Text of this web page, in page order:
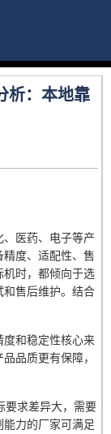
析：本地靠
医药、电子等产
度、适配性、售
机时，都倾向于选
售后维护。结合
度和稳定性核心来
品质更有保障，
要求差异大，需要
力的厂家可满足